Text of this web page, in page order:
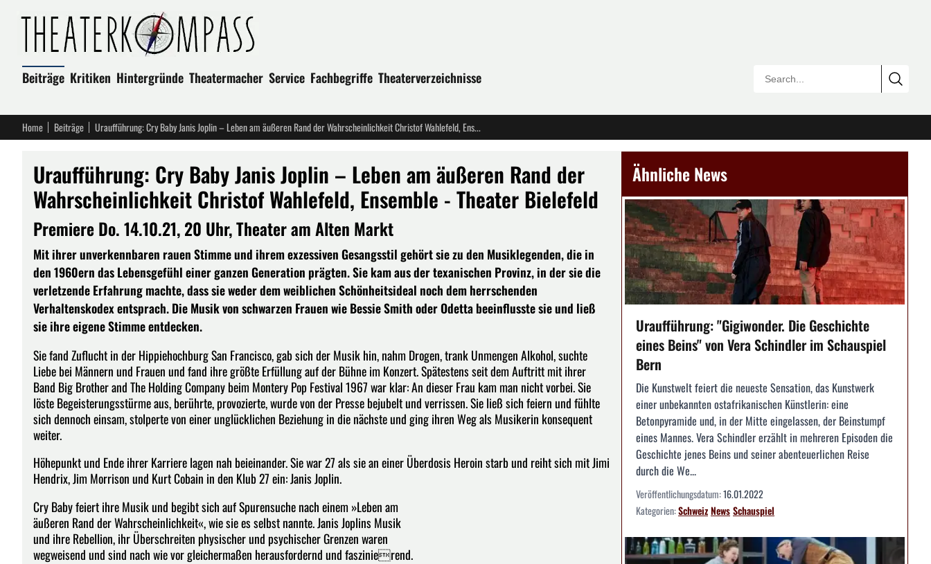
Beiträge Kritiken Hintergründe Theatermacher Service Fachbegriffe Theaterverzeichnisse
Home Beiträge Uraufführung: Cry Baby Janis Joplin – Leben am äußeren Rand der Wahrscheinlichkeit Christof Wahlefeld, Ensemble - Theater Bielefeld
Uraufführung: Cry Baby Janis Joplin – Leben am äußeren Rand der
Wahrscheinlichkeit Christof Wahlefeld, Ensemble - Theater Bielefeld
Premiere Do. 14.10.21, 20 Uhr, Theater am Alten Markt
Mit ihrer unverkennbaren rauen Stimme und ihrem exzessiven Gesangsstil gehört sie zu den Musiklegenden, die in
den 1960ern das Lebensgefühl einer ganzen Generation prägten. Sie kam aus der texanischen Provinz, in der sie die
verletzende Erfahrung machte, dass sie weder dem weiblichen Schönheitsideal noch dem herrschenden
Verhaltenskodex entsprach. Die Musik von schwarzen Frauen wie Bessie Smith oder Odetta beeinflusste sie und ließ
sie ihre eigene Stimme entdecken.
Sie fand Zuflucht in der Hippiehochburg San Francisco, gab sich der Musik hin, nahm Drogen, trank Unmengen Alkohol, suchte
Liebe bei Männern und Frauen und fand ihre größte Erfüllung auf der Bühne im Konzert. Spätestens seit dem Auftritt mit ihrer
Band Big Brother and The Holding Company beim Montery Pop Festival 1967 war klar: An dieser Frau kam man nicht vorbei. Sie
löste Begeisterungsstürme aus, berührte, provozierte, wurde von der Presse bejubelt und verrissen. Sie ließ sich feiern und fühlte
sich dennoch einsam, stolperte von einer unglücklichen Beziehung in die nächste und ging ihren Weg als Musikerin konsequent
weiter.
Höhepunkt und Ende ihrer Karriere lagen nah beieinander. Sie war 27 als sie an einer Überdosis Heroin starb und reiht sich mit Jimi
Hendrix, Jim Morrison und Kurt Cobain in den Klub 27 ein: Janis Joplin.
Cry Baby feiert ihre Musik und begibt sich auf Spurensuche nach einem »Leben am
äußeren Rand der Wahrscheinlichkeit«, wie sie es selbst nannte. Janis Joplins Musik
und ihre Rebellion, ihr Überschreiten physischer und psychischer Grenzen waren
wegweisend und sind nach wie vor gleichermaßen herausfordernd und faszinierend.
Ähnliche News
Uraufführung: "Gigiwonder. Die Geschichte
eines Beins" von Vera Schindler im Schauspiel
Bern
Die Kunstwelt feiert die neueste Sensation, das Kunstwerk
einer unbekannten ostafrikanischen Künstlerin: eine
Betonpyramide und, in der Mitte eingelassen, der Beinstumpf
eines Mannes. Vera Schindler erzählt in mehreren Episoden die
Geschichte jenes Beins und seiner abenteuerlichen Reise
durch die We...
Veröffentlichungsdatum:16.01.2022
Kategorien:SchweizNewsSchauspiel